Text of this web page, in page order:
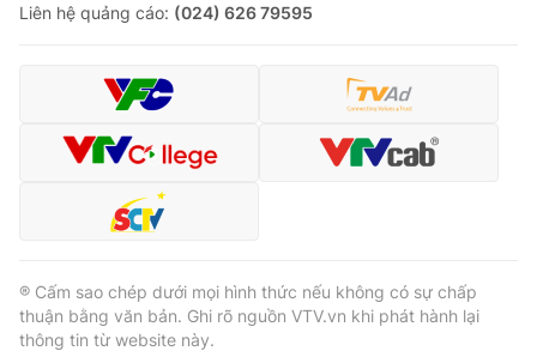
Liên hệ quảng cáo: (024) 626 79595
® Cấm sao chép dưới mọi hình thức nếu không có sự chấp
thuận bằng văn bản. Ghi rõ nguồn VTV.vn khi phát hành lại
thông tin từ website này.